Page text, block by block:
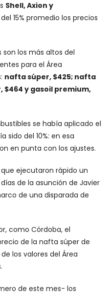
Shell, Axion y
15% promedio los precios
son los más altos del
para el Área
nafta súper, $425; nafta
$464 y gasoil premium,
se había aplicado el
sido del 10%: en esa
en punta con los ajustes.
ejecutaron rápido un
de la asunción de Javier
de una disparada de
como Córdoba, el
de la nafta súper de
los valores del Área
de este mes- los